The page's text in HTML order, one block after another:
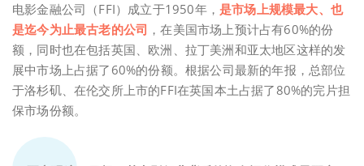
电影金融公司（FFI）成立于1950年， 是市场上规模最大、也
是迄今为止最古老的公司 ，在美国市场上预计占有60%的份
额，同时也在包括英国、欧洲、拉丁美洲和亚太地区这样的发
展中市场上占据了60%的份额。根据公司最新的年报，总部位
于洛杉矶、在伦交所上市的FFI在英国本土占据了80%的完片担
保市场份额。